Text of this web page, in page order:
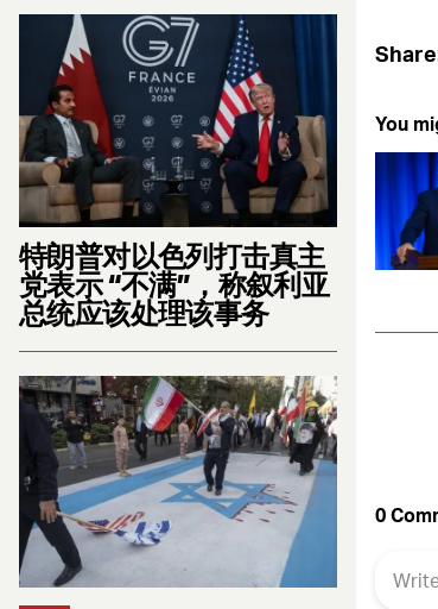
特朗普对以色列打击真主
党表示 “不满”，称叙利亚
总统应该处理该事务
You